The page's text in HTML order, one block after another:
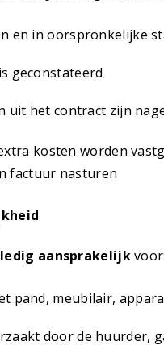
en in oorspronkelijke
geconstateerd
uit het contract zijn
kosten worden
factuur nasturen
aansprakelijkvoor:
pand, meubilair,
door de huurder,